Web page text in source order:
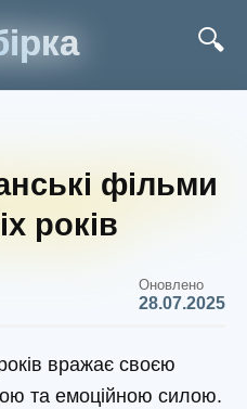
фільми
років
Оновлено
28.07.2025
вражає своєю
та емоційною силою.